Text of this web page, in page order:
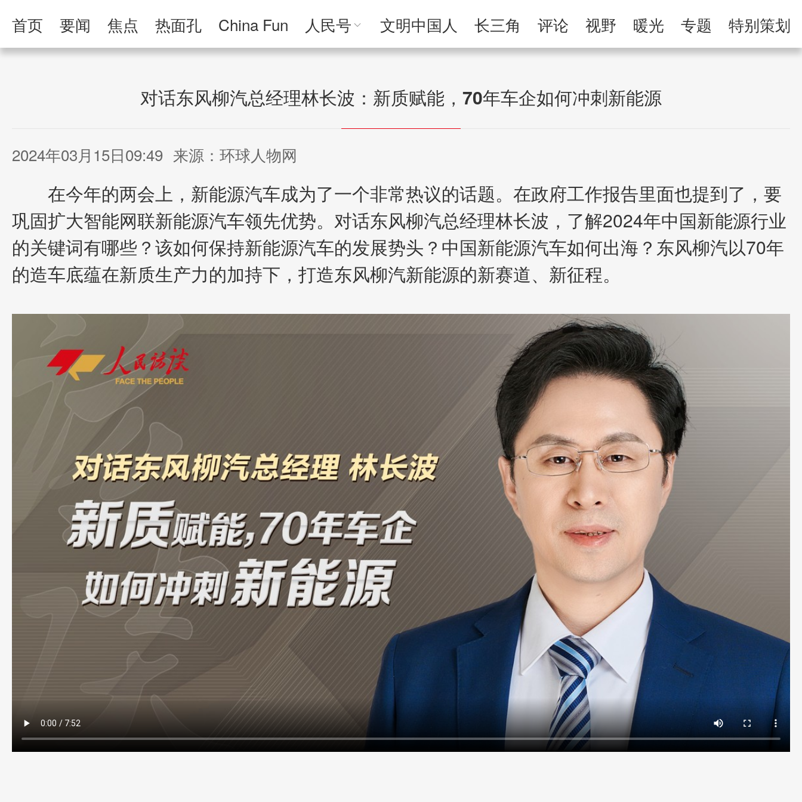
举报专区
首页 要闻 焦点 热面孔 China Fun 人民号 文明中国人 长三角 评论 视野 暖光 专题 特别策划
对话东风柳汽总经理林长波：新质赋能，70年车企如何冲刺新能源
2024年03月15日09:49 来源：环球人物网
在今年的两会上，新能源汽车成为了一个非常热议的话题。在政府工作报告里面也提到了，要
巩固扩大智能网联新能源汽车领先优势。对话东风柳汽总经理林长波，了解2024年中国新能源行业
的关键词有哪些？该如何保持新能源汽车的发展势头？中国新能源汽车如何出海？东风柳汽以70年
的造车底蕴在新质生产力的加持下，打造东风柳汽新能源的新赛道、新征程。